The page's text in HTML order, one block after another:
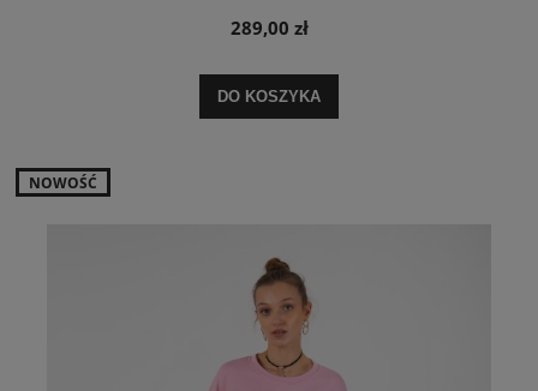
289,00 zł
DO KOSZYKA
NOWOŚĆ